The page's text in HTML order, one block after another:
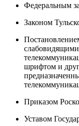
Федеральным
Законом
шрифтом и
Приказом
Уставом